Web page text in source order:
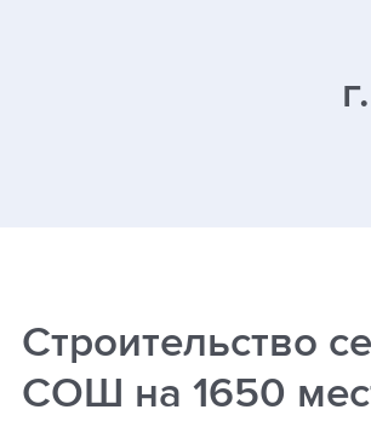
Строительство
СОШ на 1650